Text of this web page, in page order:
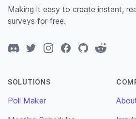
Making it easy to create instant,
surveys for free.
DiscordTwitterInstagramFacebook
GitHubReddit
SOLUTIONS
Poll Maker